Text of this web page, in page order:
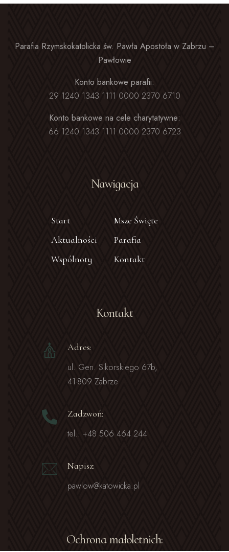
Parafia Rzymskokatolicka św. Pawła Apostoła w Zabrzu –
Pawłowie
Konto bankowe parafii:
29 1240 1343 1111 0000 2370 6710
Konto bankowe na cele charytatywne:
66 1240 1343 1111 0000 2370 6723
Nawigacja
Start
Msze Święte
Aktualności
Parafia
Wspólnoty
Kontakt
Kontakt
Adres:
ul. Gen. Sikorskiego 67b,
41-809 Zabrze
Zadzwoń:
tel.: +48 506 464 244
Napisz:
pawlow@katowicka.pl
Ochrona małoletnich: